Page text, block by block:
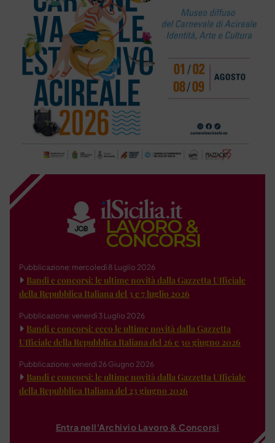
Pubblicazione: mercoledì 8 Luglio 2026
Bandi e concorsi: le ultime novità dalla Gazzetta Ufficiale
della Repubblica Italiana del 3 e 7 luglio 2026
Pubblicazione: venerdì 3 Luglio 2026
Bandi e concorsi: ecco le ultime novità dalla Gazzetta
Ufficiale della Repubblica Italiana del 26 e 30 giugno 2026
Pubblicazione: venerdì 26 Giugno 2026
Bandi e concorsi: le ultime novità dalla Gazzetta Ufficiale
della Repubblica Italiana del 23 giugno 2026
Entra nell'Archivio Lavoro & Concorsi